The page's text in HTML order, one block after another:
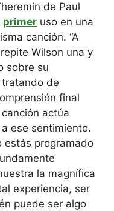
de Paul
primer uso en una
canción. “A
Wilson una y
sobre su
de
final
actúa
ese sentimiento.
estás programado
la magnífica
experiencia, ser
puede ser algo